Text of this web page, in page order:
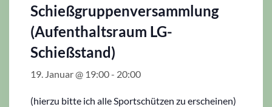
Schießgruppenversammlung
(Aufenthaltsraum LG-
Schießstand)
19. Januar @ 19:00- 20:00
(hierzu bitte ich alle Sportschützen zu erscheinen)